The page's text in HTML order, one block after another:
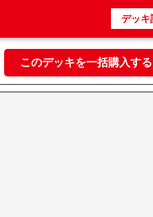
デッキ
ログイ
マイペ
このデッキを一括購入する